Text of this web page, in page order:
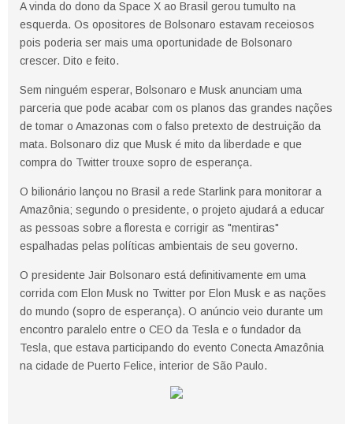
A vinda do dono da Space X ao Brasil gerou tumulto na
esquerda. Os opositores de Bolsonaro estavam receiosos
pois poderia ser mais uma oportunidade de Bolsonaro
crescer. Dito e feito.
Sem ninguém esperar, Bolsonaro e Musk anunciam uma
parceria que pode acabar com os planos das grandes nações
de tomar o Amazonas com o falso pretexto de destruição da
mata. Bolsonaro diz que Musk é mito da liberdade e que
compra do Twitter trouxe sopro de esperança.
O bilionário lançou no Brasil a rede Starlink para monitorar a
Amazônia; segundo o presidente, o projeto ajudará a educar
as pessoas sobre a floresta e corrigir as "mentiras"
espalhadas pelas políticas ambientais de seu governo.
O presidente Jair Bolsonaro está definitivamente em uma
corrida com Elon Musk no Twitter por Elon Musk e as nações
do mundo (sopro de esperança). O anúncio veio durante um
encontro paralelo entre o CEO da Tesla e o fundador da
Tesla, que estava participando do evento Conecta Amazônia
na cidade de Puerto Felice, interior de São Paulo.